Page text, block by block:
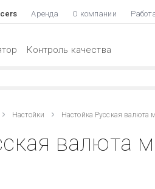
Аренда О компании
Контроль качества
Настойки Настойка Русская валюта
валюта